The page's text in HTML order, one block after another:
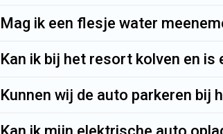
Mag ik een flesje water
Kan ik bij het resort kolven en is
Kunnen wij de auto parkeren bij